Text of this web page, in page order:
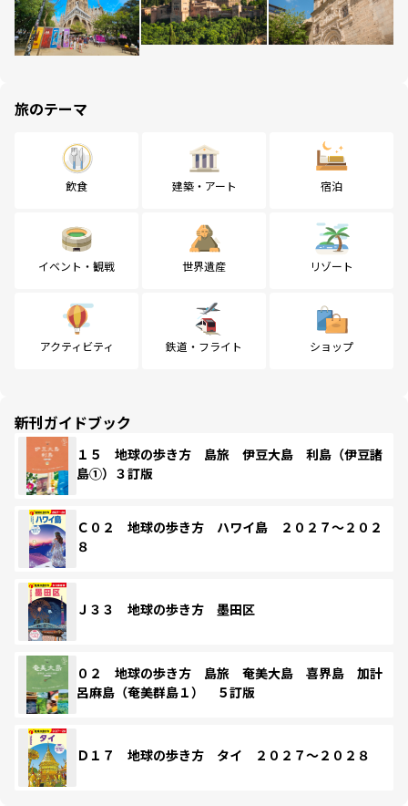
旅のテーマ
飲食 建築・アート 宿泊
イベント・観戦 世界遺産 リゾート
アクティビティ 鉄道・フライト ショップ
新刊ガイドブック
１５ 地球の歩き方 島旅 伊豆大島 利島（伊豆諸
島①）３訂版
Ｃ０２ 地球の歩き方 ハワイ島 ２０２７～２０２
８
Ｊ３３ 地球の歩き方 墨田区
０２ 地球の歩き方 島旅 奄美大島 喜界島 加計
呂麻島（奄美群島１） ５訂版
Ｄ１７ 地球の歩き方 タイ ２０２７～２０２８